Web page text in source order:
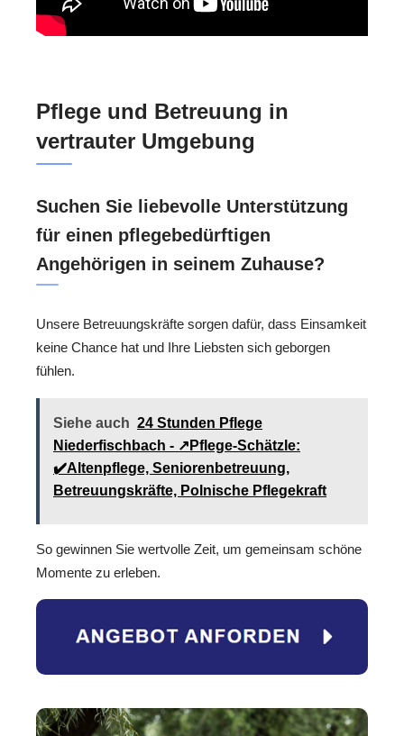
Pflege und Betreuung in
vertrauter Umgebung
Suchen Sie liebevolle Unterstützung
für einen pflegebedürftigen
Angehörigen in seinem Zuhause?
Unsere Betreuungskräfte sorgen dafür, dass Einsamkeit
keine Chance hat und Ihre Liebsten sich geborgen
fühlen.
Siehe auch 24 Stunden Pflege
Niederfischbach - ↗️Pflege-Schätzle:
✔️Altenpflege, Seniorenbetreuung,
Betreuungskräfte, Polnische Pflegekraft
So gewinnen Sie wertvolle Zeit, um gemeinsam schöne
Momente zu erleben.